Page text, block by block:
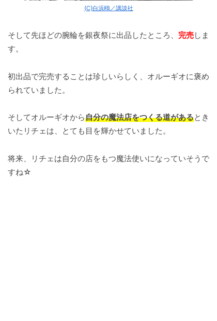
(C)白浜鴎／講談社
そして先ほどの腕輪を銀夜祭に出品したところ、 完売しま
す。
初出品で完売することは珍しいらしく、オルーギオに褒め
られていました。
そしてオルーギオから自分の魔法店をつくる道があるとき
いたリチェは、とても目を輝かせていました。
将来、リチェは自分の店をもつ魔法使いになっていそうで
すね☆